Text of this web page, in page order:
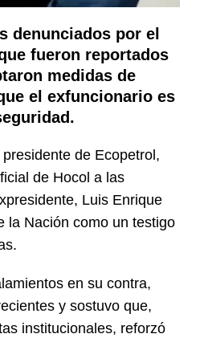
denunciados por el
fueron reportados
medidas de
el exfuncionario es
de Ecopetrol,
de Hocol a las
Luis Enrique
la Nación como un testigo
en su contra,
y sostuvo que,
institucionales, reforzó